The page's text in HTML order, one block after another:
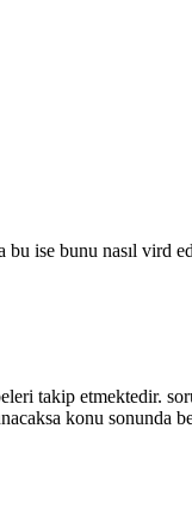
bu ise bunu nasıl vird
takip etmektedir.
konu sonunda